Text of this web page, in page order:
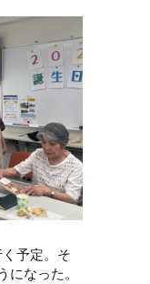
予定。そ
なった。